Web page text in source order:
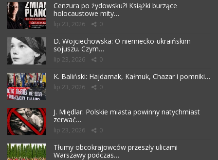
Cenzura po żydowsku?! Książki burzące
holocaustowe mity…
lip 23, 2026 0
D. Wojciechowska: O niemiecko-ukraińskim
sojuszu. Czym…
lip 23, 2026 0
K. Baliński: Hajdamak, Kałmuk, Chazar i pomniki…
lip 23, 2026 0
J. Międlar: Polskie miasta powinny natychmiast
zerwać…
lip 23, 2026 0
Tłumy obcokrajowców przeszły ulicami
Warszawy podczas…